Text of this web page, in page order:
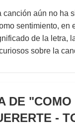
canción aún no ha
sentimiento, en
de la letra,
sobre la
DE "COMO
-